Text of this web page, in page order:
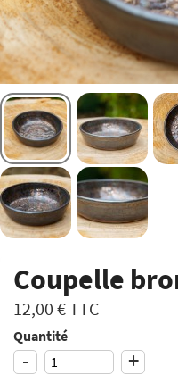
Coupelle
12,00 €TTC
Quantité
- +